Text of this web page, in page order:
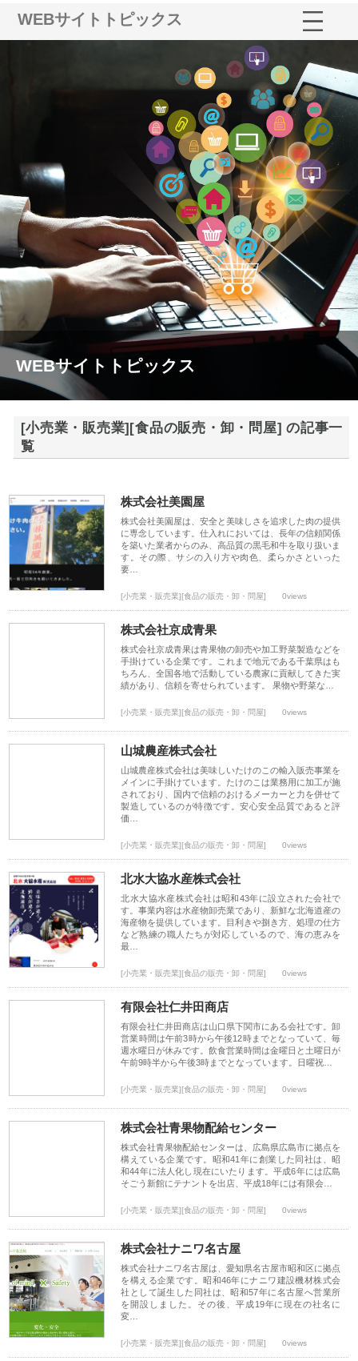
WEBサイトトピックス
WEBサイトトピックス
[小売業・販売業][食品の販売・卸・問屋] の記事一
覧
株式会社美園屋
株式会社美園屋は、安全と美味しさを追求した肉の提供
に専念しています。仕入れにおいては、長年の信頼関係
を築いた業者からのみ、高品質の黒毛和牛を取り扱いま
す。その際、サシの入り方や肉色、柔らかさといった
要…
[小売業・販売業][食品の販売・卸・問屋] 0views
株式会社京成青果
株式会社京成青果は青果物の卸売や加工野菜製造などを
手掛けている企業です。これまで地元である千葉県はも
ちろん、全国各地で活動している農家に貢献してきた実
績があり、信頼を寄せられています。 果物や野菜な…
[小売業・販売業][食品の販売・卸・問屋] 0views
山城農産株式会社
山城農産株式会社は美味しいたけのこの輸入販売事業を
メインに手掛けています。たけのこは業務用に加工が施
されており、国内で信頼のおけるメーカーと力を併せて
製造しているのが特徴です。安心安全品質であると評
価…
[小売業・販売業][食品の販売・卸・問屋] 0views
北水大協水産株式会社
北水大協水産株式会社は昭和43年に設立された会社で
す。事業内容は水産物卸売業であり、新鮮な北海道産の
海産物を提供しています。目利きや捌き方、処理の仕方
など熟練の職人たちが対応しているので、海の恵みを
最…
[小売業・販売業][食品の販売・卸・問屋] 0views
有限会社仁井田商店
有限会社仁井田商店は山口県下関市にある会社です。卸
営業時間は午前3時から午後12時までとなっていて、毎
週水曜日が休みです。飲食営業時間は金曜日と土曜日が
午前9時半から午後3時までとなっています。日曜祝…
[小売業・販売業][食品の販売・卸・問屋] 0views
株式会社青果物配給センター
株式会社青果物配給センターは、広島県広島市に拠点を
構えている企業です。昭和41年に創業した同社は、昭
和44年に法人化し現在にいたります。平成6年には広島
そごう新館にテナントを出店、平成18年には有限会…
[小売業・販売業][食品の販売・卸・問屋] 0views
株式会社ナニワ名古屋
株式会社ナニワ名古屋は、愛知県名古屋市昭和区に拠点
を構える企業です。昭和46年にナニワ建設機材株式会
社として誕生した同社は、昭和57年に名古屋へ営業所
を開設しました。その後、平成19年に現在の社名に
変…
[小売業・販売業][食品の販売・卸・問屋] 0views